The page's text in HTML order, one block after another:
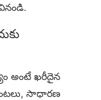
అంటే ఖరీదైన
సాధారణ